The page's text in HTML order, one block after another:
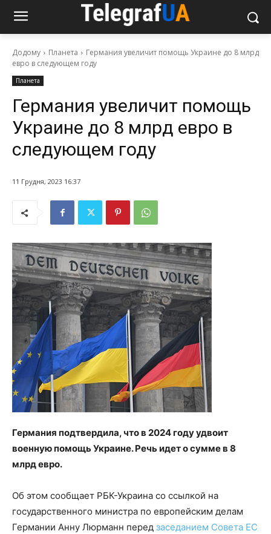
Додому Планета
Германия увеличит помощь Украине до 8 млрд
евро в следующем году
Планета
Германия увеличит помощь
Украине до 8 млрд евро в
следующем году
11 Грудня, 2023 16:37
Германия подтвердила, что в 2024 году удвоит
военную помощь Украине. Речь идет о сумме в 8
млрд евро.
Об этом сообщает РБК-Украина со ссылкой на
государственного министра по европейским делам
Германии Анну Люрманн перед заседанием Совета ЕС